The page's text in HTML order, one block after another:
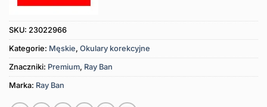
SKU: 23022966
Kategorie: Męskie, Okulary korekcyjne
Znaczniki: Premium, Ray Ban
Marka: Ray Ban